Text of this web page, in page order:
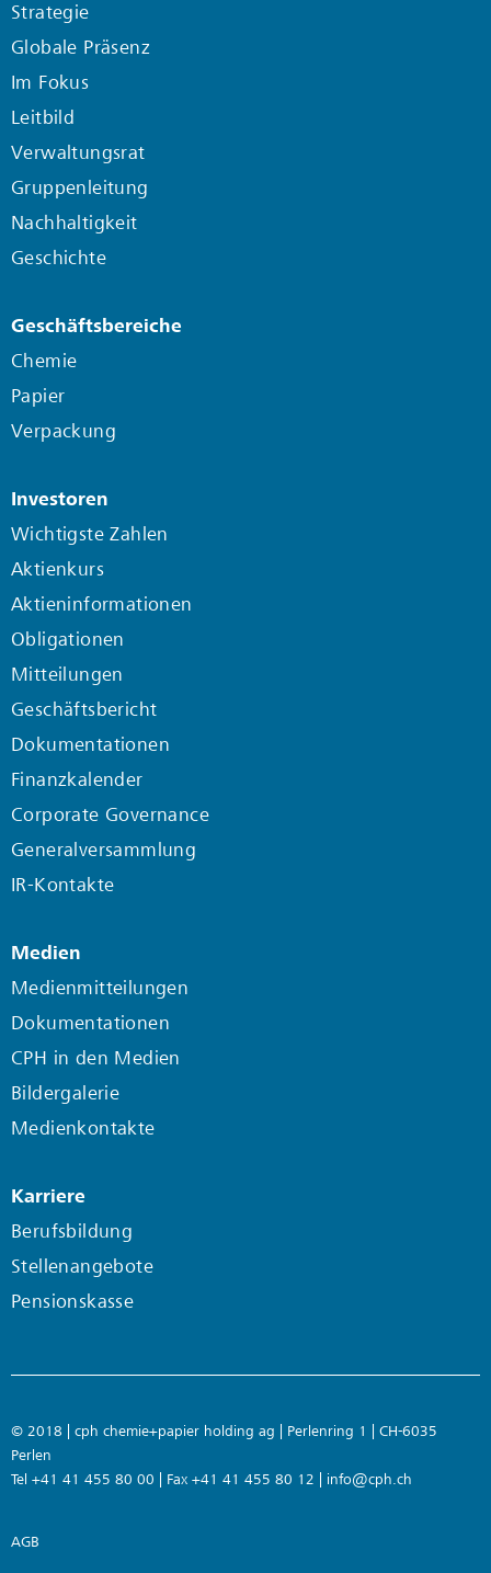
Strategie
Globale Präsenz
Im Fokus
Leitbild
Verwaltungsrat
Gruppenleitung
Nachhaltigkeit
Geschichte
Geschäftsbereiche
Chemie
Papier
Verpackung
Investoren
Wichtigste Zahlen
Aktienkurs
Aktieninformationen
Obligationen
Mitteilungen
Geschäftsbericht
Dokumentationen
Finanzkalender
Corporate Governance
Generalversammlung
IR-Kontakte
Medien
Medienmitteilungen
Dokumentationen
CPH in den Medien
Bildergalerie
Medienkontakte
Karriere
Berufsbildung
Stellenangebote
Pensionskasse
© 2018 | cph chemie+papier holding ag | Perlenring 1 | CH-6035
Perlen
Tel +41 41 455 80 00 | Fax +41 41 455 80 12 | info@cph.ch
AGB